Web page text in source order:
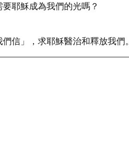
耶穌成為我們的光嗎？
信」，求耶穌醫治和釋放我們。